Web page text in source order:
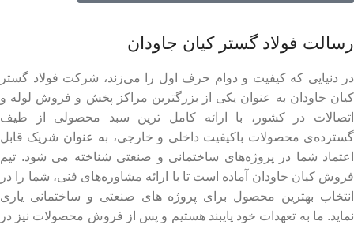
رسالت فولاد گستر کیان جاودان
در دنیایی که کیفیت و دوام حرف اول را می‌زند، شرکت فولاد گستر
کیان جاودان به عنوان یکی از بزرگترین مراکز پخش و فروش لوله و
اتصالات در کشور، با ارائه کامل ترین سبد محصولی از طیف
گسترده‌‌ی محصولات باکیفیت داخلی و خارجی، به عنوان شریک قابل
اعتماد شما در پروژه‌های ساختمانی و صنعتی شناخته می شود. تیم
فروش کیان جاودان آماده است تا با ارائه مشاوره‌های فنی، شما را در
انتخاب بهترین محصول برای پروژه های صنعتی و ساختمانی یاری
نماید. ما به تعهدات خود پایبند هستیم و پس از فروش محصولات نیز در